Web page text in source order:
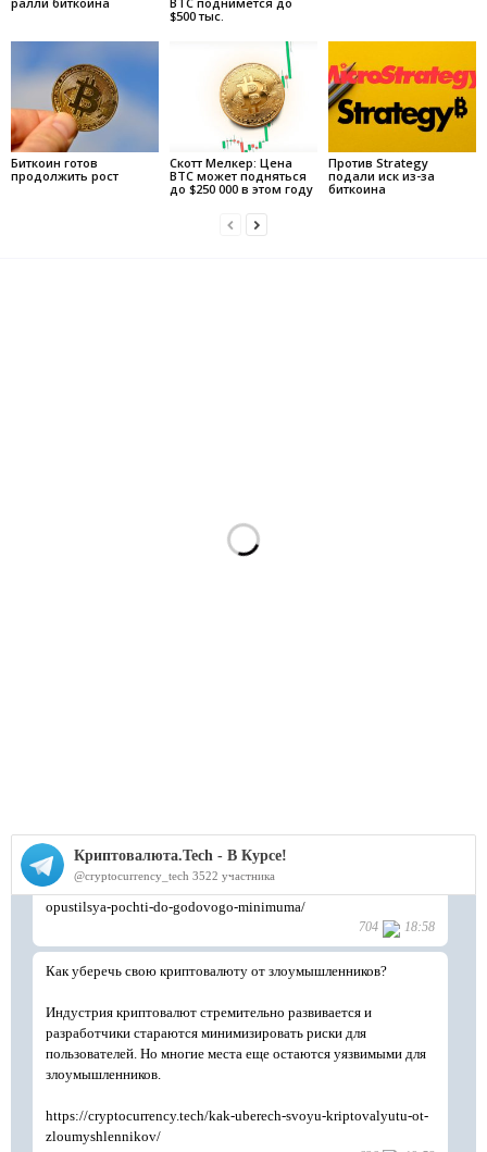
$500 тыс.
Биткоин готов
продолжить рост
Скотт Мелкер: Цена
BTC может подняться
до $250 000 в этом году
Против Strategy
подали иск из-за
биткоина